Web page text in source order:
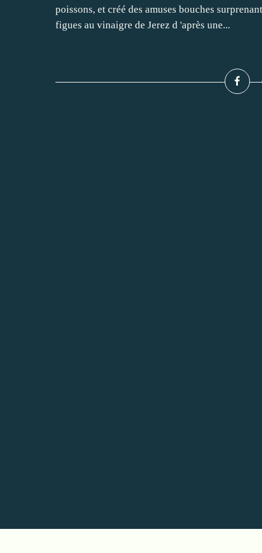
poissons, et créé des amuses bouches
figues au vinaigre de Jerez d 'après une...